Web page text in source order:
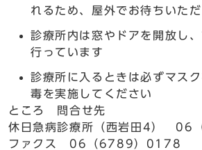
れるため、屋外でお待ちいた
診療所内は窓やドアを開放し
行っています
診療所に入るときは必ずマス
毒を実施してください
ところ 問合せ先
休日急病診療所（西岩田4） 06
ファクス 06（6789）0178